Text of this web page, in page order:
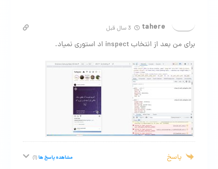
tahere
برای من بعد از انتخاب inspect اد استوری نمیاد.
پاسخ مشاهده پاسخ ها(1)